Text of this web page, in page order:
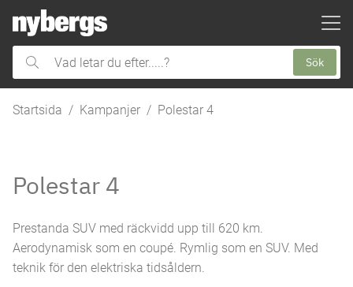
huvudinnehållet
Vad
letar
du
Sök
Startsida Kampanjer Polestar 4
Polestar 4
Prestanda SUV med räckvidd upp till 620 km.
Aerodynamisk som en coupé. Rymlig som en SUV. Med
teknik för den elektriska tidsåldern.